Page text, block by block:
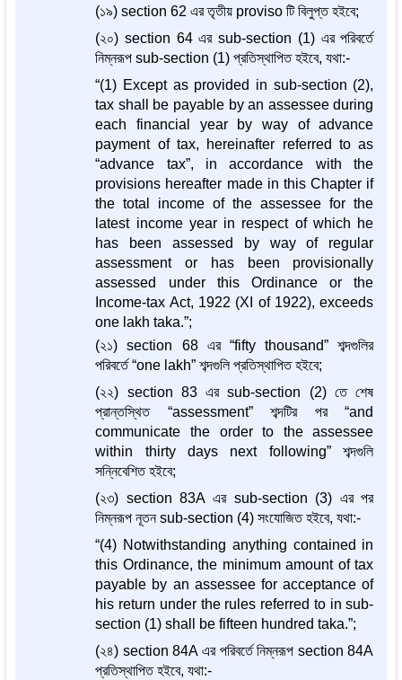
(১৯) section 62 এর তৃতীয় proviso টি বিলুপ্ত হইবে;
(২০) section 64 এর sub-section (1) এর পরিবর্তে
নিম্নরূপ sub-section (1) প্রতিস্থাপিত হইবে, যথা:-
“(1) Except as provided in sub-section (2),
tax shall be payable by an assessee during
each financial year by way of advance
payment of tax, hereinafter referred to as
“advance tax”, in accordance with the
provisions hereafter made in this Chapter if
the total income of the assessee for the
latest income year in respect of which he
has been assessed by way of regular
assessment or has been provisionally
assessed under this Ordinance or the
Income-tax Act, 1922 (XI of 1922), exceeds
one lakh taka.”;
(২১) section 68 এর “fifty thousand” শব্দগুলির
পরিবর্তে “one lakh” শব্দগুলি প্রতিস্থাপিত হইবে;
(২২) section 83 এর sub-section (2) তে শেষ
প্রান্তস্থিত “assessment” শব্দটির পর “and
communicate the order to the assessee
within thirty days next following” শব্দগুলি
সন্নিবেশিত হইবে;
(২৩) section 83A এর sub-section (3) এর পর
নিম্নরূপ নূতন sub-section (4) সংযোজিত হইবে, যথা:-
“(4) Notwithstanding anything contained in
this Ordinance, the minimum amount of tax
payable by an assessee for acceptance of
his return under the rules referred to in sub-
section (1) shall be fifteen hundred taka.”;
(২৪) section 84A এর পরিবর্তে নিম্নরূপ section 84A
প্রতিস্থাপিত হইবে, যথা:-